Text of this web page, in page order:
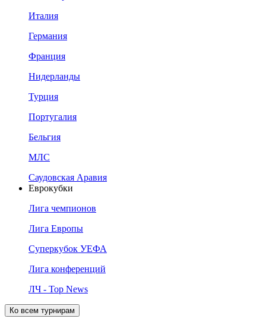
Италия
Германия
Франция
Нидерланды
Турция
Португалия
Бельгия
МЛС
Саудовская Аравия
Еврокубки
Лига чемпионов
Лига Европы
Суперкубок УЕФА
Лига конференций
ЛЧ - Top News
Ко всем турнирам